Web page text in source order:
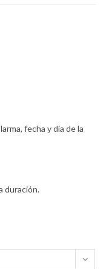
fecha y día de la
duración.